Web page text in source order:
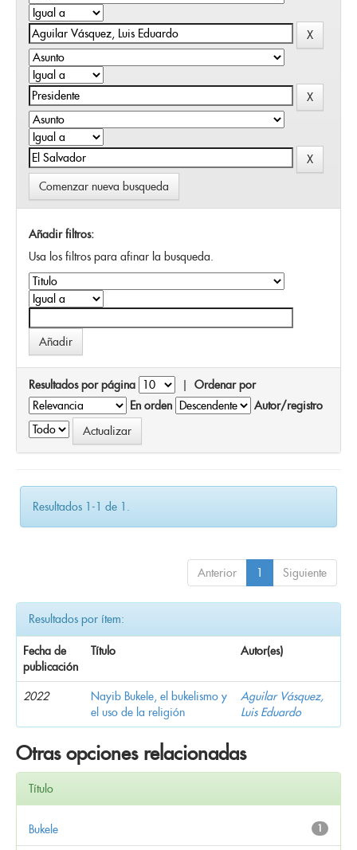
Comenzar nueva busqueda
Añadir filtros:
Usa los filtros para afinar la busqueda.
Resultados por página | Ordenar por
En orden
Autor/registro
Resultados 1-1 de 1.
Anterior 1 Siguiente
Resultados por ítem:
Fecha de
publicación
Título Autor(es)
2022
Nayib Bukele, el bukelismo y
el uso de la religión
Aguilar Vásquez,
Luis Eduardo
Otras opciones relacionadas
Título
1
Bukele